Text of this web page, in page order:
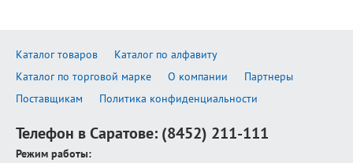
Каталог товаров
Каталог по алфавиту
Каталог по торговой марке
О компании
Партнеры
Поставщикам
Политика конфиденциальности
Телефон в Саратове: (8452) 211-111
Режим работы: